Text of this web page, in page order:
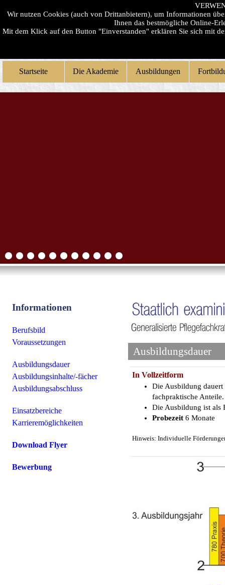
Wir nutzen Cookies (auch von Drittanbietern), um Informationen
Ihnen das bestmögliche Online-
Mit dem Klick auf den Button "Einverstanden" erklären Sie sich mit
Startseite Die Akademie Ausbildungen
Informationen
Berufsbild
Voraussetzungen
Ausbildungsdauer
Ausbildungsinhalte/-fächer
Ausbildungsabschluss
Einsatzbereiche
Karrieremöglichkeiten
Download Flyer
Bewerbung
Ausbildungsdauer
In Vollzeitform
Die Ausbildung
fachpraktische Anteile.
Die Ausbildung ist als
Probezeit 6 Monate
Hinweis: Individuelle